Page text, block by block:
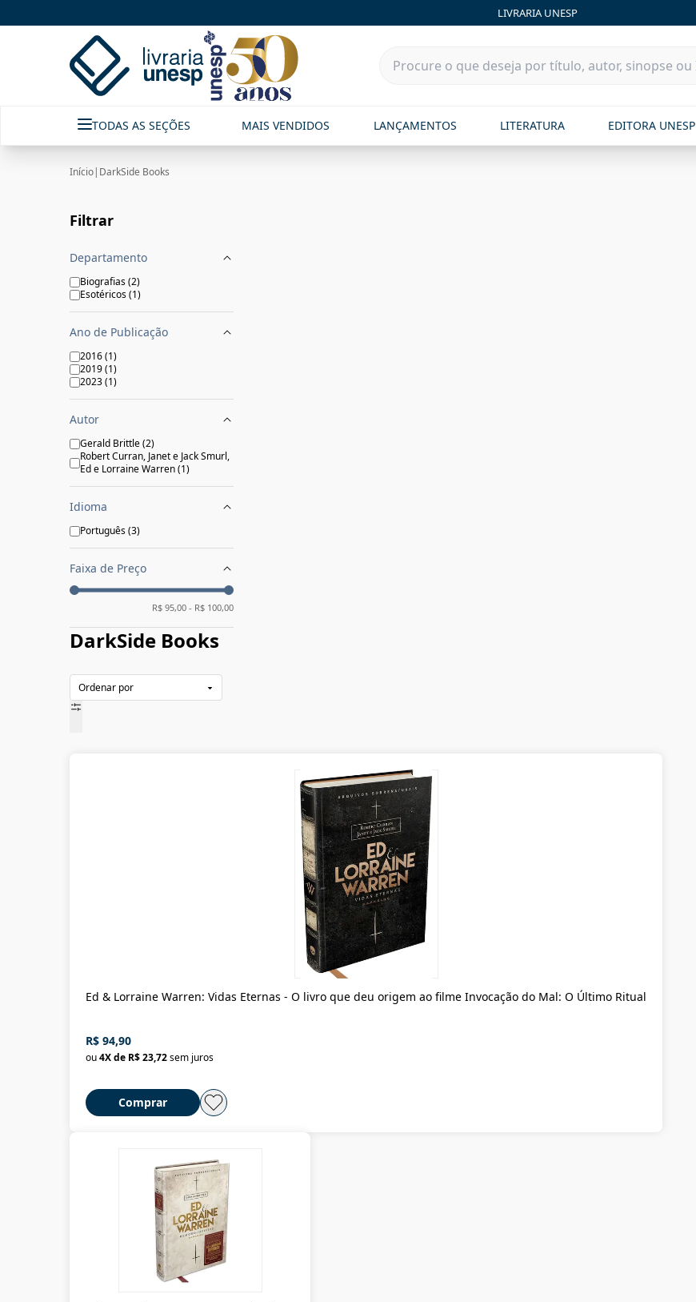
LIVRARIA UNESP
TODAS AS SEÇÕES MAIS VENDIDOS LANÇAMENTOS LITERATURA EDITORA UNESP
Início| DarkSide Books
Filtrar
Departamento
Biografias(2)
Esotéricos(1)
Ano de Publicação
2016(1)
2019(1)
2023(1)
Autor
Gerald Brittle(2)
Robert Curran, Janet e Jack Smurl,
Ed e Lorraine Warren(1)
Idioma
Português(3)
Faixa de Preço
R$ 95,00 - R$ 100,00
DarkSide Books
Ed & Lorraine Warren: Vidas Eternas - O livro que deu origem ao filme Invocação do Mal: O Último Ritual
R$ 94,90
ou4X de R$ 23,72sem juros
Comprar